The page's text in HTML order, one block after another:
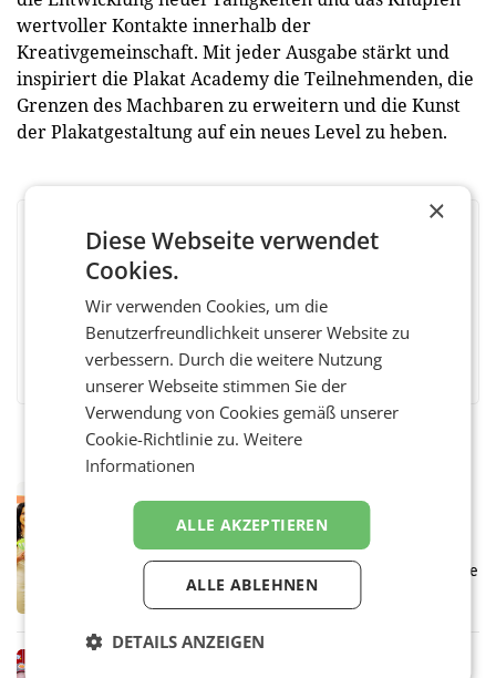
wertvoller Kontakte innerhalb der
Kreativgemeinschaft. Mit jeder Ausgabe stärkt und
inspiriert die Plakat Academy die Teilnehmenden, die
Grenzen des Machbaren zu erweitern und die Kunst
der Plakatgestaltung auf ein neues Level zu heben.
BEWERTEN SIE DIESEN ARTIKEL
Eine Bühne für Zirkularität: ARA und
Müller informieren am POS über
Kreislauffähigkeit
Über den gesamten August hinweg rücken die
Altstoff Recycling Austria AG (ARA) und der
Handelskonzern Müller die Initiative
Müller-Filialen
×
Diese Webseite verwendet
Cookies.
Wir verwenden Cookies, um die
Benutzerfreundlichkeit unserer Website zu
verbessern. Durch die weitere Nutzung
unserer Webseite stimmen Sie der
Verwendung von Cookies gemäß unserer
Cookie-Richtlinie zu.Weitere
Informationen
ALLE AKZEPTIEREN
ALLE ABLEHNEN
DETAILS ANZEIGEN